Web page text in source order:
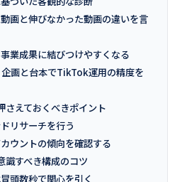
画と伸びなかった動画の違いを言
業成果に結びつけやすくなる
画と台本でTikTok運用の精度を
さえておくべきポイント
リサーチを行う
ウントの傾向を確認する
識すべき構成のコツ
頭数秒で関心を引く